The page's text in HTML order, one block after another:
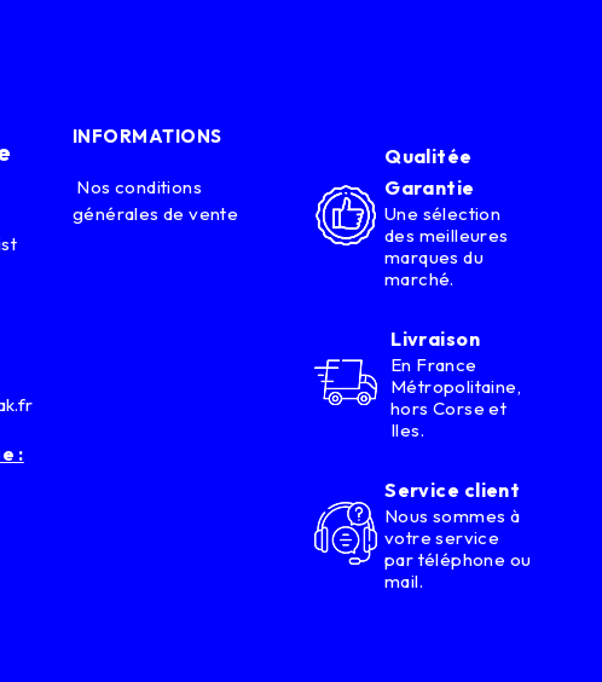
:
INFORMATIONS
Nos conditions
générales de vente
Qualitée
Garantie
Une sélection
des meilleures
marques du
marché.
Livraison
En France
Métropolitaine,
hors Corse et
Iles.
Service client
Nous sommes à
votre service
par téléphone ou
mail.